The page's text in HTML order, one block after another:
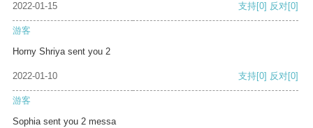
2022-01-15 支持[0] 反对[0]
游客
Horny Shriya sent you 2
2022-01-10 支持[0] 反对[0]
游客
Sophia sent you 2 messa